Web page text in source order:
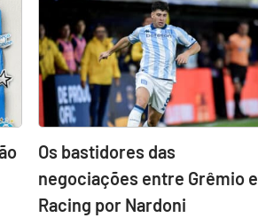
Os bastidores das
negociações entre Grêmio e
Racing por Nardoni